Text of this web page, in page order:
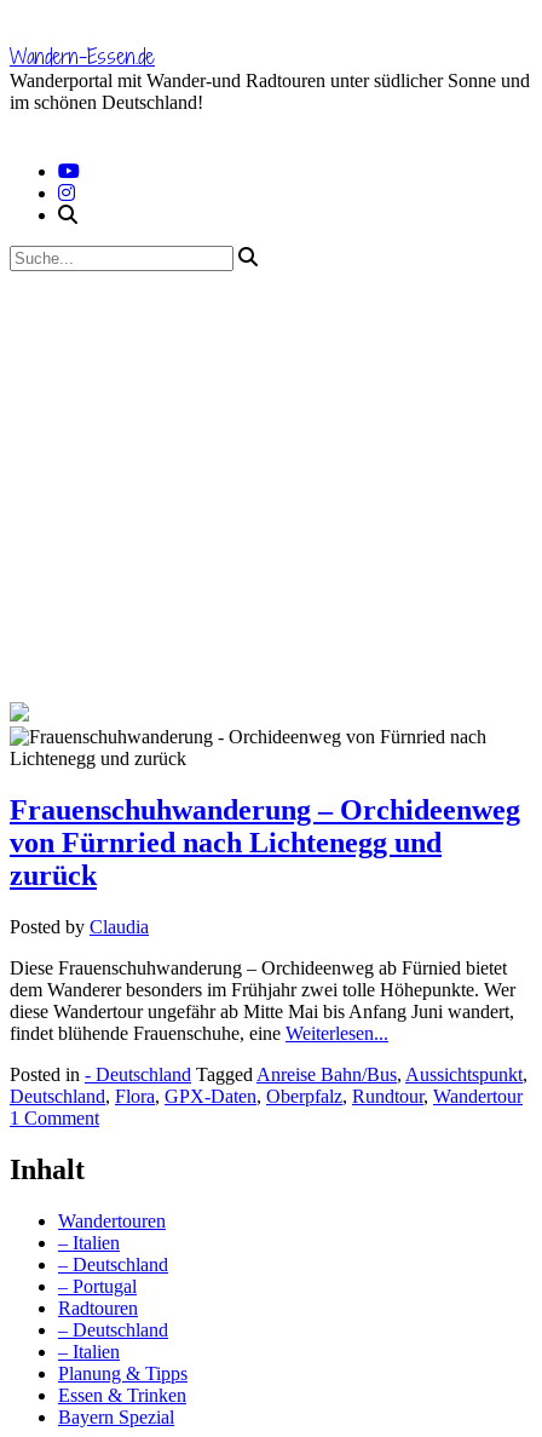
content
Wandern-Essen.de
Wanderportal mit Wander-und Radtouren unter südlicher Sonne und
im schönen Deutschland!
Frauenschuhwanderung – Orchideenweg
von Fürnried nach Lichtenegg und
zurück
Posted by Claudia
Diese Frauenschuhwanderung – Orchideenweg ab Fürnied bietet
dem Wanderer besonders im Frühjahr zwei tolle Höhepunkte. Wer
diese Wandertour ungefähr ab Mitte Mai bis Anfang Juni wandert,
findet blühende Frauenschuhe, eine Weiterlesen...
Posted in - Deutschland Tagged Anreise Bahn/Bus, Aussichtspunkt,
Deutschland, Flora, GPX-Daten, Oberpfalz, Rundtour, Wandertour
1 Comment
Inhalt
Wandertouren
– Italien
– Deutschland
– Portugal
Radtouren
– Deutschland
– Italien
Planung & Tipps
Essen & Trinken
Bayern Spezial